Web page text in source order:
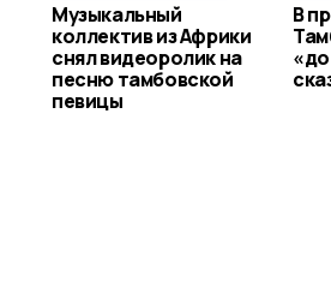
Музыкальный
коллектив из Африки
снял видеоролик на
песню тамбовской
певицы
В